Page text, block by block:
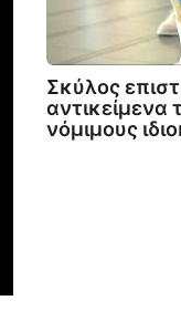
Σκύλος
αντικείμενα
νόμιμους